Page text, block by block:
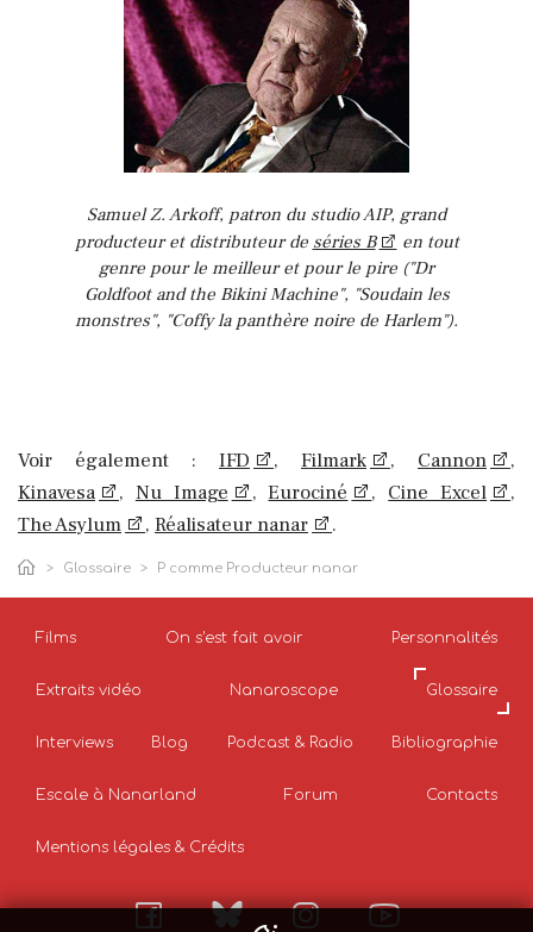
Samuel Z. Arkoff, patron du studio AIP, grand
producteur et distributeur de séries B
en tout
genre pour le meilleur et pour le pire ("Dr
Goldfoot and the Bikini Machine", "Soudain les
monstres", "Coffy la panthère noire de Harlem").
Voir également : IFD , Filmark , Cannon
,
Kinavesa
, Nu Image ,Eurociné , Cine Excel
,
The Asylum
, Réalisateur nanar .
Glossaire P comme Producteur nanar
Films On s'est fait avoir Personnalités
Extraits vidéo Nanaroscope Glossaire
Interviews Blog Podcast & Radio Bibliographie
Escale à Nanarland Forum Contacts
Mentions légales & Crédits